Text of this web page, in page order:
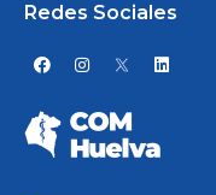
Redes Sociales
F
a
e
b
o
o
I
n
a
g
r
L
i
i